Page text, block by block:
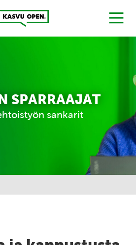
MENU
SPARRAAJAT
sankarit